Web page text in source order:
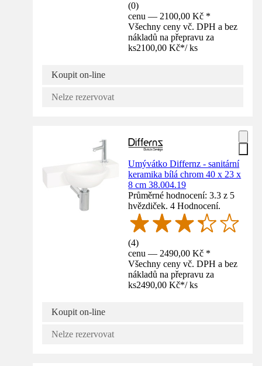
(0)
cenu — 2100,00 Kč *
Všechny ceny vč. DPH a bez
nákladů na přepravu za
ks2100,00 Kč*/ ks
Koupit on-line
Nelze rezervovat
Umývátko Differnz - sanitární
keramika bílá chrom 40 x 23 x
8 cm 38.004.19
Průměrné hodnocení: 3.3 z 5
hvězdiček. 4 Hodnocení.
(4)
cenu — 2490,00 Kč *
Všechny ceny vč. DPH a bez
nákladů na přepravu za
ks2490,00 Kč*/ ks
Koupit on-line
Nelze rezervovat